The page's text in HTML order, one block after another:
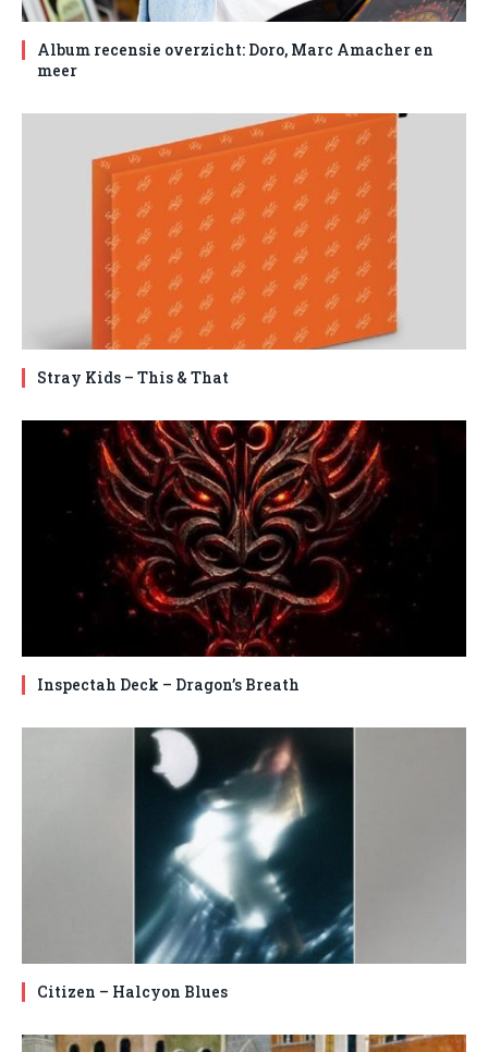
Album recensie overzicht: Doro, Marc Amacher en
meer
Stray Kids – This & That
Inspectah Deck – Dragon’s Breath
Citizen – Halcyon Blues